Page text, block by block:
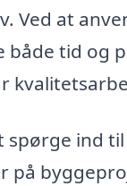
Ved at
både tid og
spørge ind
på